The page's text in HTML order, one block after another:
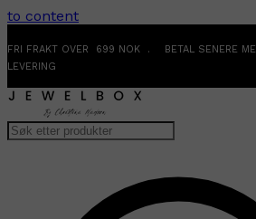
to content
FRI FRAKT OVER 699 NOK . BETAL SENERE
LEVERING